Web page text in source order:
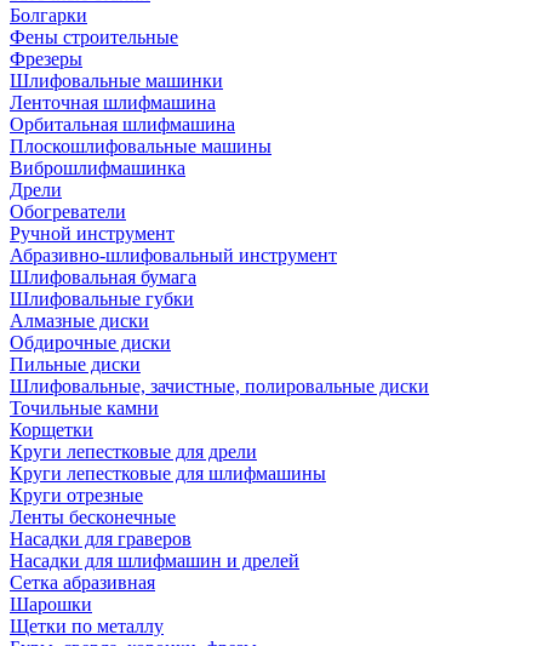
Болгарки
Фены строительные
Фрезеры
Шлифовальные машинки
Ленточная шлифмашина
Орбитальная шлифмашина
Плоскошлифовальные машины
Виброшлифмашинка
Дрели
Обогреватели
Ручной инструмент
Абразивно-шлифовальный инструмент
Шлифовальная бумага
Шлифовальные губки
Алмазные диски
Обдирочные диски
Пильные диски
Шлифовальные, зачистные, полировальные диски
Точильные камни
Корщетки
Круги лепестковые для дрели
Круги лепестковые для шлифмашины
Круги отрезные
Ленты бесконечные
Насадки для граверов
Насадки для шлифмашин и дрелей
Сетка абразивная
Шарошки
Щетки по металлу